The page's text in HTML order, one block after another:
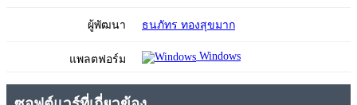
ผู้พัฒนา ธนภัทร ทองสุขมาก
แพลตฟอร์ม Windows